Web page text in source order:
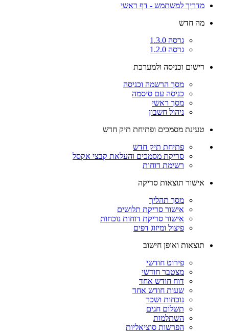
מדריך למשתמש - דף ראשי
מה חדש
גרסה 1.3.0
גרסה 1.2.0
רישום וכניסה ולמערכת
מסך הרשמה וכניסה
כניסה עם סיסמה
מסך ראשי
ניהול חשבון
טעינת מסמכים ופתיחת תיק חדש
פתיחת תיק חדש
סריקת מסמכים והעלאת קבצי אקסל
רשימת דוחות
אישור תוצאות סריקה
מסך תהליך
אישור סריקת תלושים
אישור סריקת דוחות נוכחות
פיצול ומיזוג דפים
תוצאות ואופן חישוב
פירוט חודשי
מצטבר חודשי
דוח חודש אחד
שעות חודש אחד
נוכחות ושכר
תשלום חגים
השתלמות
הפרשות סוציאליות